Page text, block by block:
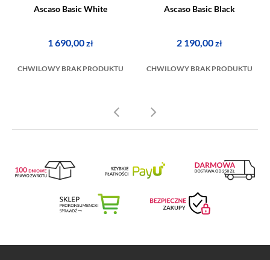
Ascaso Basic White
1 690,00zł
CHWILOWY BRAK PRODUKTU
Ascaso Basic Black
2 190,00zł
CHWILOWY BRAK PRODUKTU